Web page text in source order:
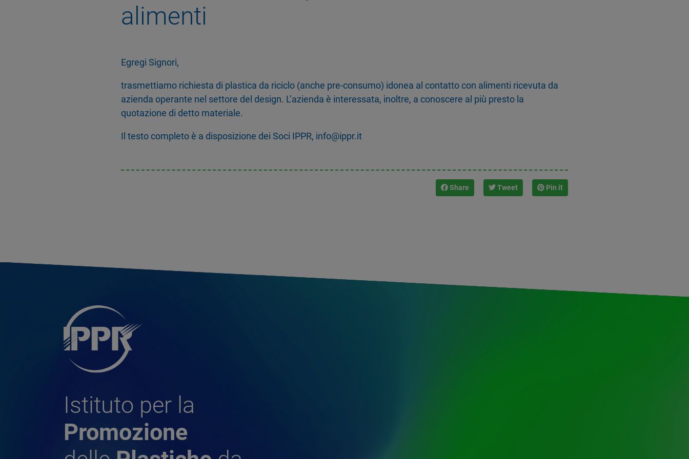
alimenti
Egregi Signori,
trasmettiamo richiesta di plastica da riciclo (anche pre-consumo) idonea al contatto con alimenti ricevuta da
azienda operante nel settore del design. L’azienda è interessata, inoltre, a conoscere al più presto la
quotazione di detto materiale.
Il testo completo è a disposizione dei Soci IPPR, info@ippr.it
Share Tweet Pin it
Istituto per la
Promozione